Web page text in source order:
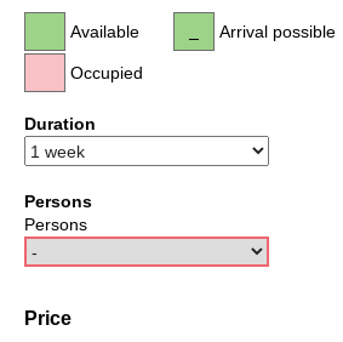
Available
Occupied
Arrival possible
Duration
Persons
Persons
Price